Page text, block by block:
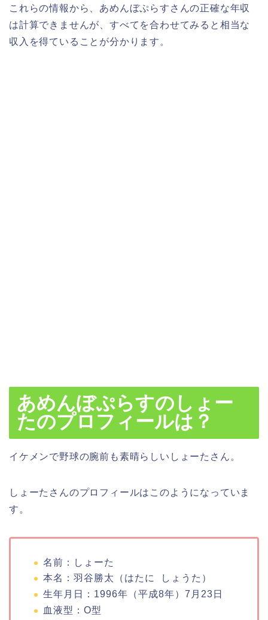
これらの情報から、あめんぼぷらすさんの正確な年収
は計算できませんが、すべてを合わせてみると相当な
収入を得ていることが分かります。
あめんぼぷらすのしょー
たのプロフィールは？
イケメンで野球の腕前も素晴らしいしょーたさん。
しょーたさんのプロフィールはこのようになっていま
す。
名前：しょーた
本名：羽谷勝太（はたに しょうた）
生年月日：1996年（平成8年）7月23日
血液型：O型